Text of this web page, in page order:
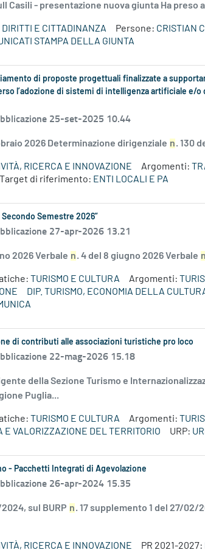
Casili - presentazione nuova giunta Ha preso
E CITTADINANZA Persone: CRISTIAN
STAMPA DELLA GIUNTA
di proposte progettuali finalizzate a
l’adozione di sistemi di intelligenza artificiale e/o
25-set-2025 10.44
2026 Determinazione dirigenziale n. 130
RICERCA E INNOVAZIONE Argomenti:
Target di riferimento: ENTI LOCALI E PA
Semestre 2026”
27-apr-2026 13.21
2026 Verbale n. 4 del 8 giugno 2026 Verbale n
TURISMO E CULTURA Argomenti:
DIP. TURISMO, ECONOMIA DELLA
di contributi alle associazioni turistiche pro loco
22-mag-2026 15.18
della Sezione Turismo e
Puglia...
TURISMO E CULTURA Argomenti:
VALORIZZAZIONE DEL TERRITORIO
URP:
- Pacchetti Integrati di Agevolazione
26-apr-2024 15.35
sul BURP n. 17 supplemento 1 del 27/02/
RICERCA E INNOVAZIONE PR 2021-2027: